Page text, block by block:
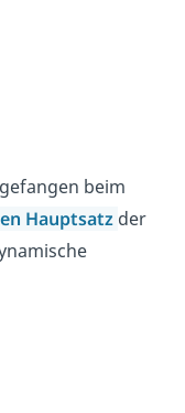
beim
Hauptsatz der